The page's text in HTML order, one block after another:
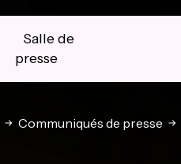
Salle de
presse
Communiqués de presse